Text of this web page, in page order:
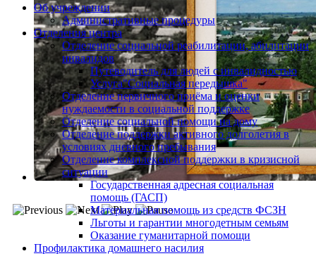
Об учреждении
Административные процедуры
Отделения центра
Отделение социальной реабилитации, абилитации
инвалидов
Путеводитель для людей с инвалидностью
Услуга"Социальная передышка"
Отделение первичного приёма и оценки
нуждаемости в социальной поддержке
Отделение социальной помощи на дому
Отделение поддержки активного долголетия в
условиях дневного пребывания
Отделение комплексной поддержки в кризисной
ситуации
Государственная адресная социальная
помощь (ГАСП)
Материальная помощь из средств ФСЗН
Льготы и гарантии многодетным семьям
Оказание гуманитарной помощи
Профилактика домашнего насилия